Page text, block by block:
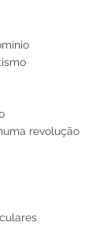
revolução